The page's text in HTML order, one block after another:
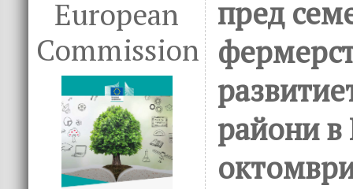
European
Commission
пред
райони в